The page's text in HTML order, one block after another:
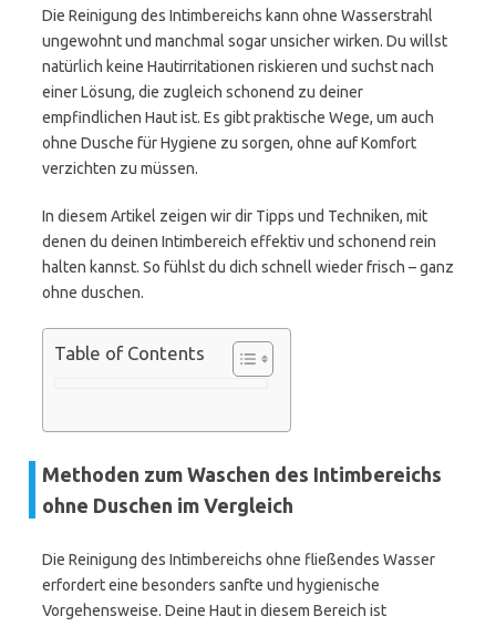
Die Reinigung des Intimbereichs kann ohne Wasserstrahl
ungewohnt und manchmal sogar unsicher wirken. Du willst
natürlich keine Hautirritationen riskieren und suchst nach
einer Lösung, die zugleich schonend zu deiner
empfindlichen Haut ist. Es gibt praktische Wege, um auch
ohne Dusche für Hygiene zu sorgen, ohne auf Komfort
verzichten zu müssen.
In diesem Artikel zeigen wir dir Tipps und Techniken, mit
denen du deinen Intimbereich effektiv und schonend rein
halten kannst. So fühlst du dich schnell wieder frisch – ganz
ohne duschen.
Table of Contents
Methoden zum Waschen des Intimbereichs
ohne Duschen im Vergleich
Die Reinigung des Intimbereichs ohne fließendes Wasser
erfordert eine besonders sanfte und hygienische
Vorgehensweise. Deine Haut in diesem Bereich ist